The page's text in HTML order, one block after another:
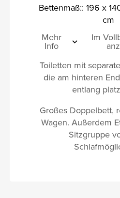
Bettenmaß:: 196 x
cm
Mehr
Info
Im
Toiletten mit
die am hinteren
entlang
Großes Doppelbett,
Wagen. Außerdem
Sitzgruppe